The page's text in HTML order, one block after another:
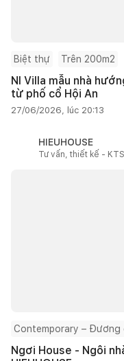
Biệt thự Trên 200m2
NI Villa mẫu nhà
từ phố cổ Hội An
27/06/2026, lúc 20:13
HIEUHOUSE
Tư vấn, thiết kế -
Contemporary – Đương
Ngơi House - Ngôi